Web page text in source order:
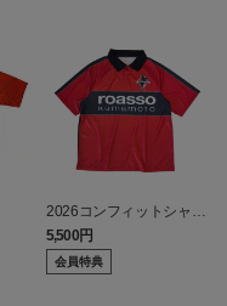
2026コンフィットシャツ
（襟付き）
5,500円
会員特典